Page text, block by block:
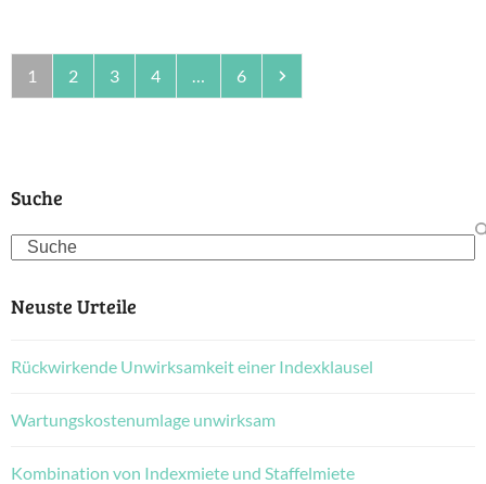
Seite
1 Seite
2 Seite
3 Seite
4 … Seite
6 Vorwärts
Suche
Search
Neuste Urteile
Rückwirkende Unwirksamkeit einer Indexklausel
Wartungskostenumlage unwirksam
Kombination von Indexmiete und Staffelmiete